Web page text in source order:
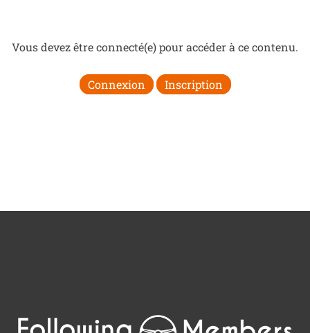
Vous devez être connecté(e) pour accéder à ce contenu.
Connexion Inscription